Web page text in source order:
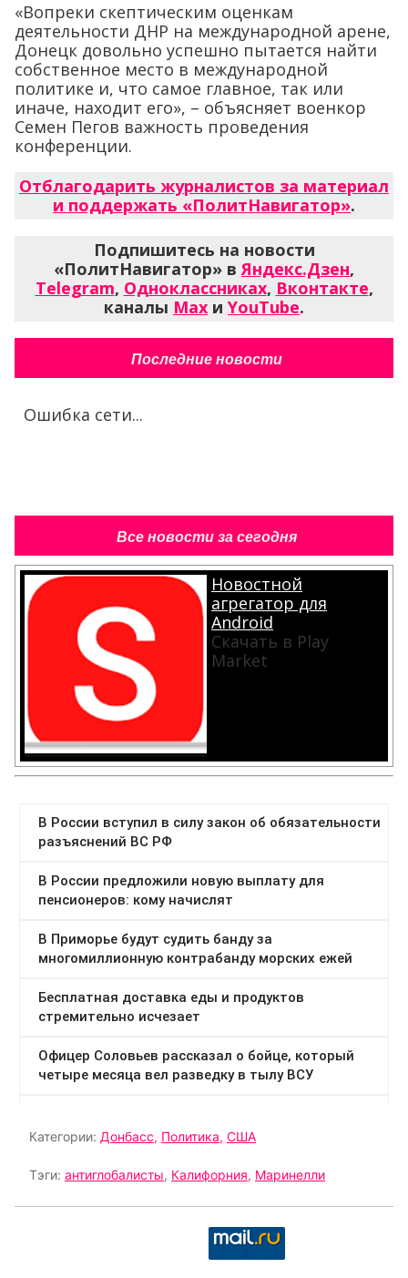
«Вопреки скептическим оценкам
деятельности ДНР на международной арене,
Донецк довольно успешно пытается найти
собственное место в международной
политике и, что самое главное, так или
иначе, находит его», – объясняет военкор
Семен Пегов важность проведения
конференции.
Отблагодарить журналистов за материал
и поддержать «ПолитНавигатор».
Подпишитесь на новости
«ПолитНавигатор» вЯндекс.Дзен,
Telegram, Одноклассниках, Вконтакте,
каналы Max и YouTube.
Последние новости
Ошибка сети...
Все новости за сегодня
Новостной
агрегатор для
Android
Скачать в Play
Market
Категории: Донбасс, Политика, США
Тэги: антиглобалисты, Калифорния, Маринелли